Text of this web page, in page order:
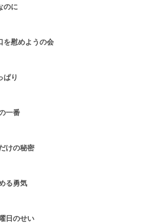
のに
を慰めようの会
ぱり
一番
けの秘密
る勇気
日のせい